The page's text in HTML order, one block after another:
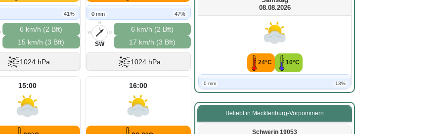
41%
6 km/h (2 Bft)
15 km/h (3 Bft)
1024 hPa
0 mm 47%
N
O
S
W
SW
6 km/h (2 Bft)
17 km/h (3 Bft)
1024 hPa
15:00 16:00
08.08.2026
24°C 10°C
0 mm 13%
Beliebt in Mecklenburg-Vorpommern
Schwerin 19053